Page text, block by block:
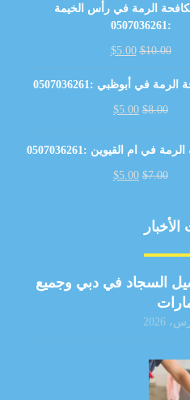
الرمة في رأس الخيمة
:0507036261
$10.00
$5.00
في أبوظبي :0507036261
$8.00
$5.00
في ام القيوين :0507036261
$7.00
$5.00
السجاد في دبي وجميع